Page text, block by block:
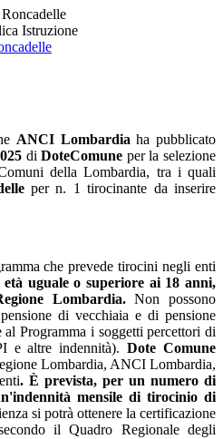
Istruzione
ANCI Lombardia ha pubblicato
diDoteComune per la selezione
della Lombardia, tra i quali
per n. 1 tirocinante da inserire
che prevede tirocini negli enti
uguale o superiore ai 18 anni,
Lombardia.Non possono
di vecchiaia e di pensione
al Programma i soggetti percettori di
e altre indennità).Dote Comune
Lombardia, ANCI Lombardia,
. È prevista, per un numero di
mensile di tirocinio di
si potrà ottenere la certificazione
il Quadro Regionale degli